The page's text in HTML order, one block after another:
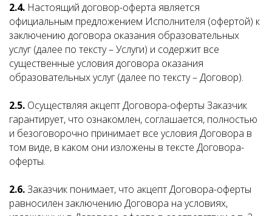
2.4. Настоящий договор-оферта является
официальным предложением Исполнителя (офертой) к
заключению договора оказания образовательных
услуг (далее по тексту – Услуги) и содержит все
существенные условия договора оказания
образовательных услуг (далее по тексту – Договор).
2.5. Осуществляя акцепт Договора-оферты Заказчик
гарантирует, что ознакомлен, соглашается, полностью
и безоговорочно принимает все условия Договора в
том виде, в каком они изложены в тексте Договора-
оферты.
2.6.Заказчик понимает, что акцепт Договора-оферты
равносилен заключению Договора на условиях,